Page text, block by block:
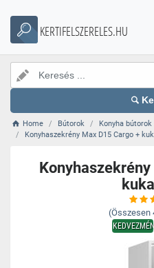
KERTIFELSZERELES.HU
Home Bútorok Konyha bútorok
Konyhaszekrény Max D15 Cargo +
(Összesen